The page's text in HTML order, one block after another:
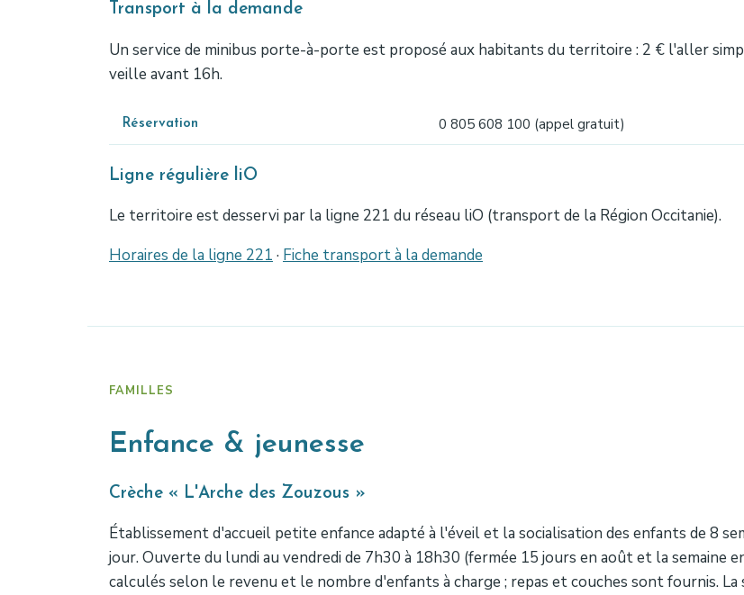
Transport à la demande
Un service de minibus porte-à-porte est proposé aux habitants du territoire : 2 € l'aller
veille avant 16h.
Réservation 0 805 608 100 (appel gratuit)
Ligne régulière liO
Le territoire est desservi par la ligne 221 du réseau liO (transport de la Région Occitanie).
Horaires de la ligne 221 · Fiche transport à la demande
FAMILLES
Enfance & jeunesse
Crèche « L'Arche des Zouzous »
Établissement d'accueil petite enfance adapté à l'éveil et la socialisation des enfants de 8
jour. Ouverte du lundi au vendredi de 7h30 à 18h30 (fermée 15 jours en août et la semaine
calculés selon le revenu et le nombre d'enfants à charge ; repas et couches sont fournis.